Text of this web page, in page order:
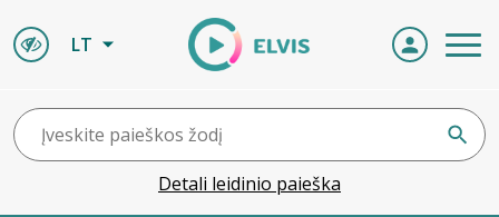
LT
Detali leidinio paieška